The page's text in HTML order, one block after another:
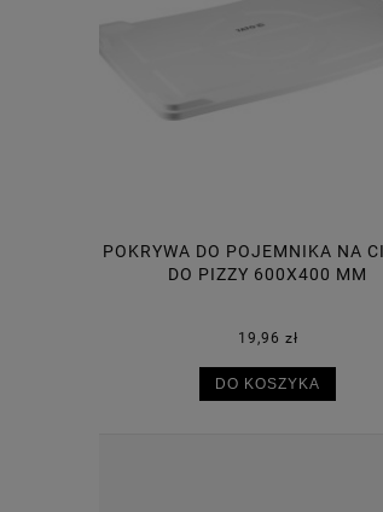
POJEMNIK NA CIASTO DO
600X400X75 MM, 14L
30,50 zł
DO KOSZYKA